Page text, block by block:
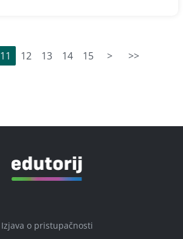
11 12 13 14 15 > >>
Izjava o pristupačnosti